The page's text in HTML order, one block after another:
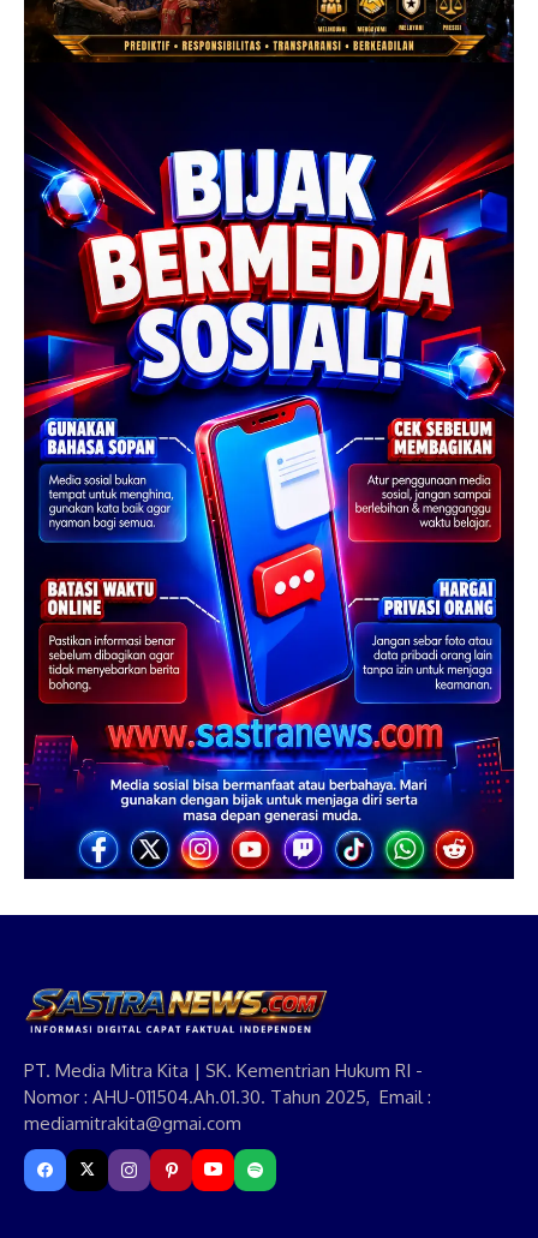
PT. Media Mitra Kita | SK. Kementrian Hukum RI -
Nomor : AHU-011504.Ah.01.30. Tahun 2025, Email :
mediamitrakita@gmai.com